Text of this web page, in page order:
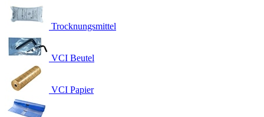
Trocknungsmittel
VCI Beutel
VCI Papier